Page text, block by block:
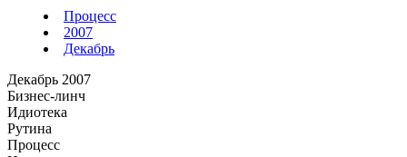
Процесс
2007
Декабрь
Декабрь 2007
Бизнес-линч
Идиотека
Рутина
Процесс